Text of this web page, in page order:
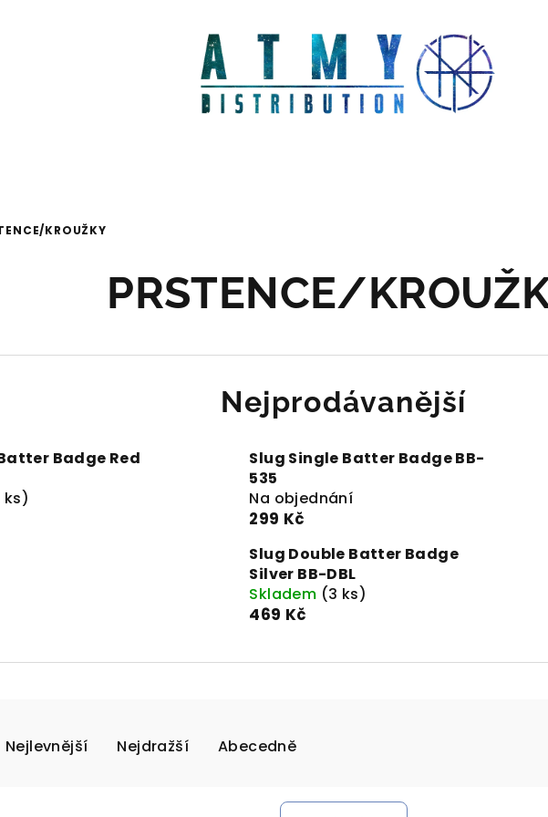
KROUŽKY
PRSTENCE/
Nejprodávanější
Badge Red
ks)
Slug Single Batter Badge BB-
535
Na objednání
299 Kč
Slug Double Batter Badge
Silver BB-DBL
Skladem (3 ks)
469 Kč
Nejlevnější Nejdražší Abecedně